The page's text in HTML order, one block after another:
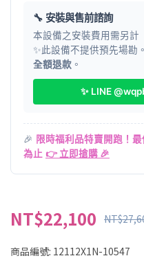
🔧 安裝與售前諮詢
本設備之安裝費用需另計
✨此設備不提供預先場勘
全額退款 。
✨ LINE
🎉 限時福利品特賣開跑！
為止 👉 立即搶購 🎉
NT$22,100
商品編號: 12112X1N-10547